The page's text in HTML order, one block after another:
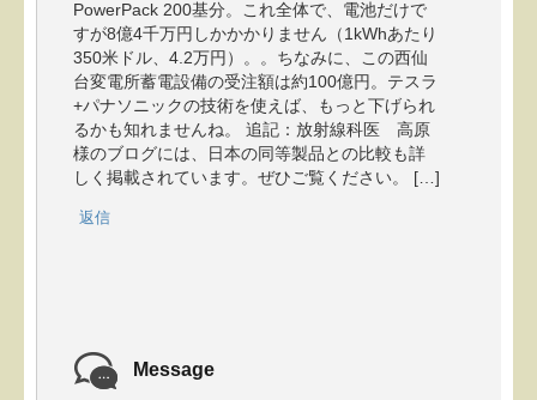
PowerPack 200基分。これ全体で、電池だけで
すが8億4千万円しかかかりません（1kWhあたり
350米ドル、4.2万円）。。ちなみに、この西仙
台変電所蓄電設備の受注額は約100億円。テスラ
+パナソニックの技術を使えば、もっと下げられ
るかも知れませんね。 追記：放射線科医 高原
様のブログには、日本の同等製品との比較も詳
しく掲載されています。ぜひご覧ください。 […]
返信
Message